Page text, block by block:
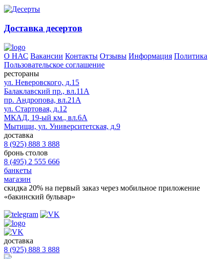
Доставка десертов
О НАС Вакансии Контакты Отзывы Информация Политика
Пользовательское соглашение
рестораны
ул. Неверовского, д.15
Балаклавский пр., вл.11А
пр. Андропова, вл.21А
ул. Стартовая, д.12
МКАД, 19-ый км., вл.6А
Мытищи, ул. Университетская, д.9
доставка
8 (925) 888 3 888
бронь столов
8 (495) 2 555 666
банкеты
магазин
скидка 20% на первый заказ через мобильное приложение
«бакинский бульвар»
доставка
8 (925) 888 3 888